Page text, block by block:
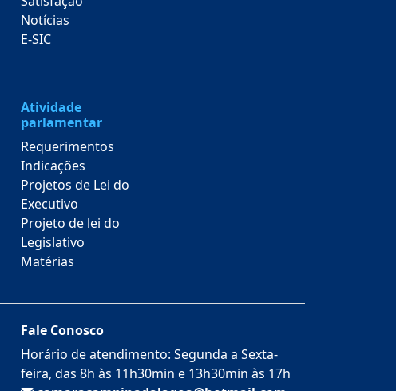
Notícias
E-SIC
Atividade
parlamentar
Requerimentos
Indicações
Projetos de Lei do
Executivo
Projeto de lei do
Legislativo
Matérias
Fale Conosco
Horário de atendimento: Segunda a Sexta-
feira, das 8h às 11h30min e 13h30min às 17h